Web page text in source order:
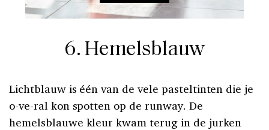
6. Hemelsblauw
Lichtblauw is één van de vele pasteltinten die je
o-ve-ral kon spotten op de runway. De
hemelsblauwe kleur kwam terug in de jurken